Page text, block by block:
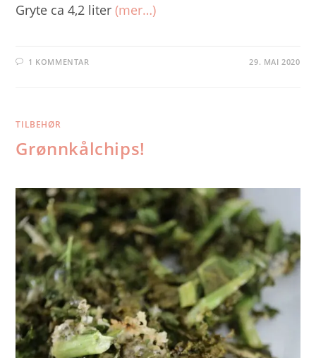
Gryte ca 4,2 liter(mer…)
1 KOMMENTAR 29. MAI 2020
TILBEHØR
Grønnkålchips!